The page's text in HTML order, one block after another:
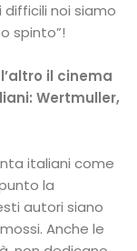
noi siamo
spinto”!
il cinema
Wertmuller,
italiani come
la
autori siano
Anche le